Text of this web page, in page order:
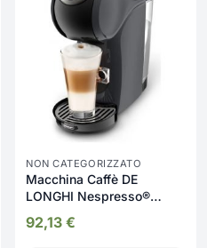
NON CATEGORIZZATO
Macchina Caffè DE
LONGHI Nespresso®
EDG315.CGY
92,13 €